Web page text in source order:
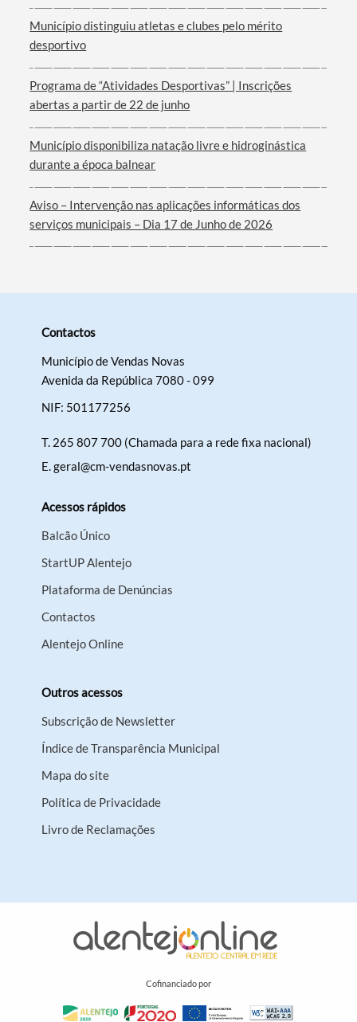
Município distinguiu atletas e clubes pelo mérito
desportivo
Programa de “Atividades Desportivas” | Inscrições
abertas a partir de 22 de junho
Município disponibiliza natação livre e hidroginástica
durante a época balnear
Aviso – Intervenção nas aplicações informáticas dos
serviços municipais – Dia 17 de Junho de 2026
Contactos
Município de Vendas Novas
Avenida da República 7080 - 099
NIF: 501177256
T. 265 807 700 (Chamada para a rede fixa nacional)
E.geral@cm-vendasnovas.pt
Acessos rápidos
Balcão Único
StartUP Alentejo
Plataforma de Denúncias
Contactos
Alentejo Online
Outros acessos
Subscrição de Newsletter
Índice de Transparência Municipal
Mapa do site
Política de Privacidade
Livro de Reclamações
Cofinanciado por